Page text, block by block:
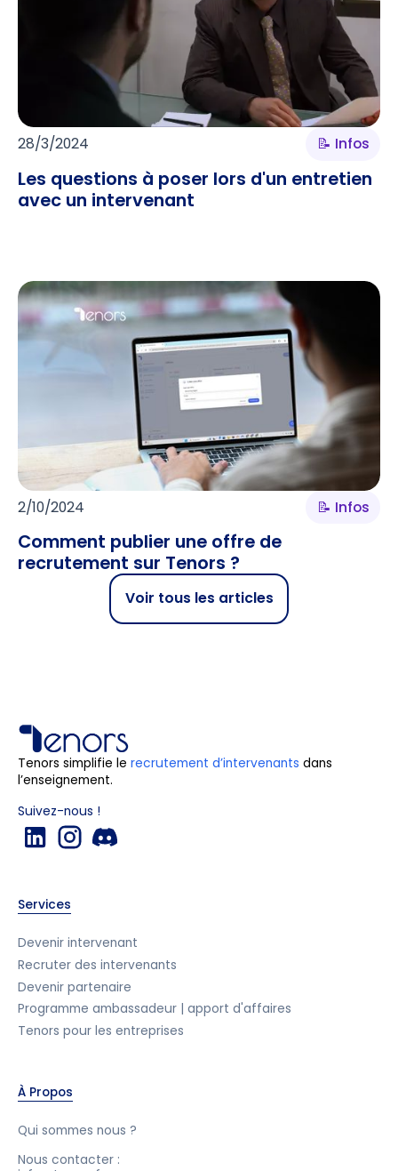
28/3/2024 📝 Infos
Les questions à poser lors d'un entretien
avec un intervenant
2/10/2024 📝 Infos
Comment publier une offre de
recrutement sur Tenors ?
Voir tous les articles
Tenors simplifie le recrutement d’intervenants dans
l’enseignement.
Suivez-nous !
Services
Devenir intervenant
Recruter des intervenants
Devenir partenaire
Programme ambassadeur | apport d'affaires
Tenors pour les entreprises
À Propos
Qui sommes nous ?
Nous contacter :